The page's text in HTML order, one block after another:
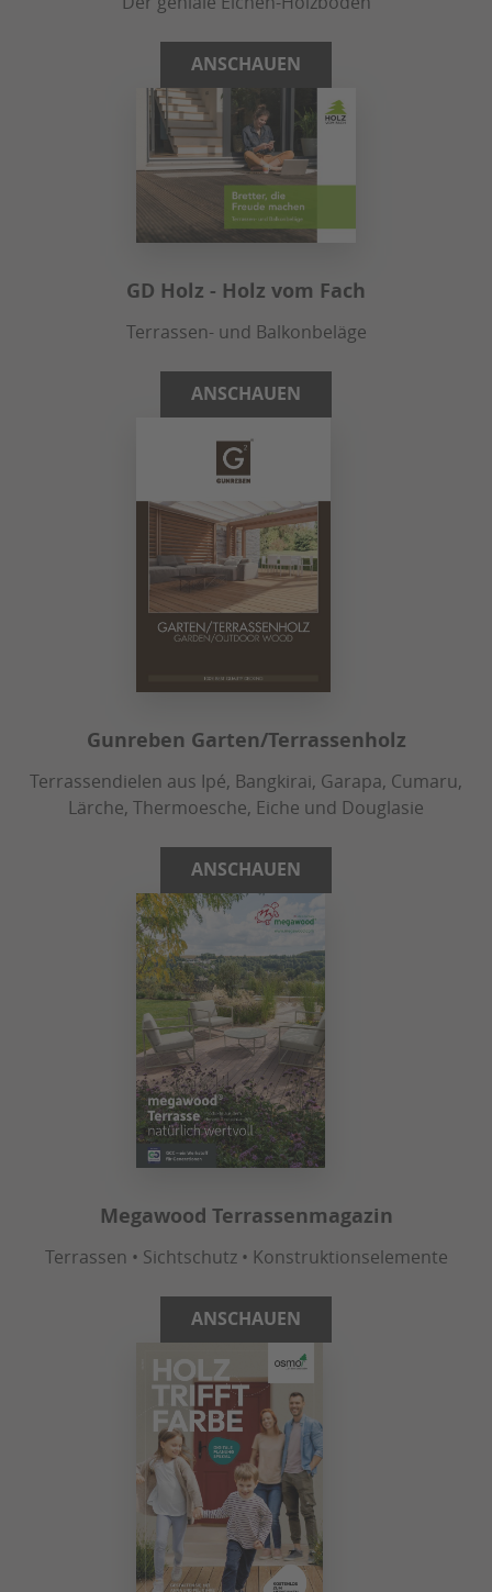
ANSCHAUEN
GD Holz - Holz vom Fach
Terrassen- und Balkonbeläge
ANSCHAUEN
Gunreben Garten/Terrassenholz
Terrassendielen aus Ipé, Bangkirai, Garapa, Cumaru,
Lärche, Thermoesche, Eiche und Douglasie
ANSCHAUEN
Megawood Terrassenmagazin
Terrassen • Sichtschutz • Konstruktionselemente
ANSCHAUEN